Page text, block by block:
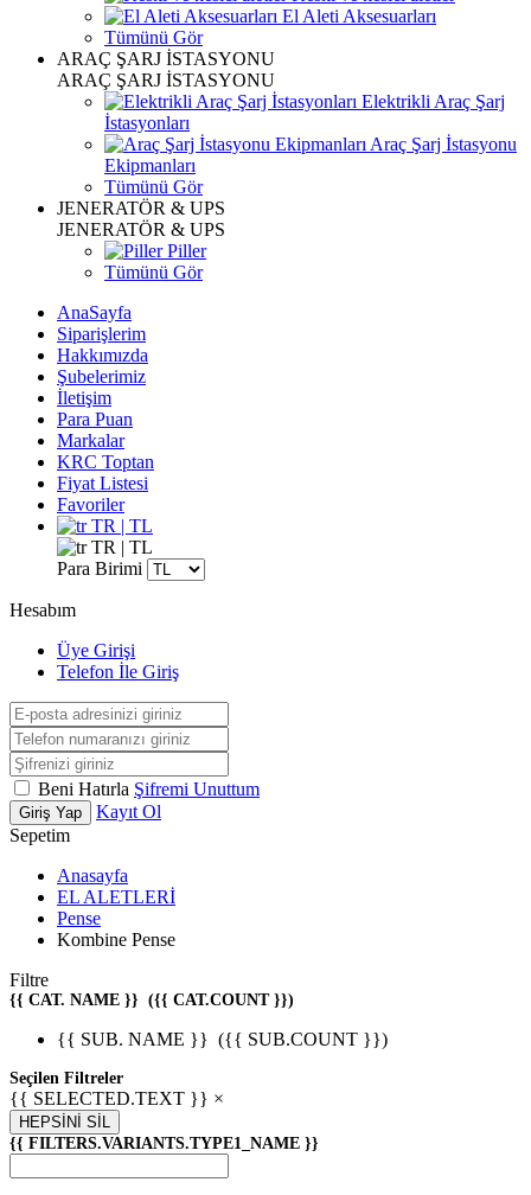
El Aleti Aksesuarları
Tümünü Gör
ARAÇ ŞARJ İSTASYONU
ARAÇ ŞARJ İSTASYONU
Elektrikli Araç Şarj
İstasyonları
Araç Şarj İstasyonu
Ekipmanları
Tümünü Gör
JENERATÖR & UPS
JENERATÖR & UPS
Piller
Tümünü Gör
AnaSayfa
Siparişlerim
Hakkımızda
Şubelerimiz
İletişim
Para Puan
Markalar
KRC Toptan
Fiyat Listesi
Favoriler
TR | TL
TR | TL
Para Birimi
Hesabım
Üye Girişi
Telefon İle Giriş
Beni Hatırla Şifremi Unuttum
Giriş Yap
Kayıt Ol
Sepetim
Anasayfa
EL ALETLERİ
Pense
Kombine Pense
Filtre
{{ CAT. NAME }} ({{ CAT.COUNT }})
{{ SUB. NAME }} ({{ SUB.COUNT }})
Seçilen Filtreler
{{ SELECTED.TEXT }} ×
HEPSİNİ SİL
{{ FILTERS.VARIANTS.TYPE1_NAME }}